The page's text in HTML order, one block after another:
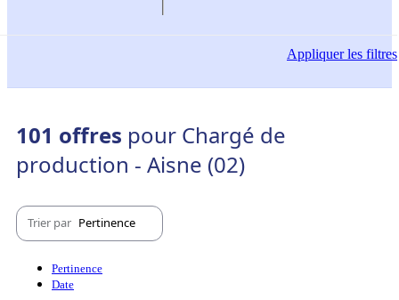
Appliquerles filtres
101 offres pour Chargé de
production - Aisne (02)
Trier par Pertinence
Pertinence
Date